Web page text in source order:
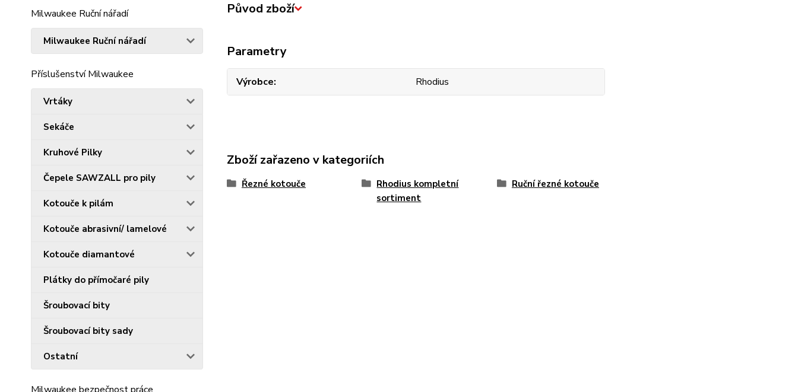
Milwaukee Ruční nářadí
Milwaukee Ruční nářadí
Příslušenství Milwaukee
Vrtáky
Sekáče
Kruhové Pilky
Čepele SAWZALL pro pily
Kotouče k pilám
Kotouče abrasivní/ lamelové
Kotouče diamantové
Plátky do přímočaré pily
Šroubovací bity
Šroubovací bity sady
Ostatní
Původ zboží
Parametry
Výrobce Rhodius
Zboží zařazeno v kategoriích
Řezné kotouče
Rhodius kompletní
sortiment
Ruční řezné kotouče